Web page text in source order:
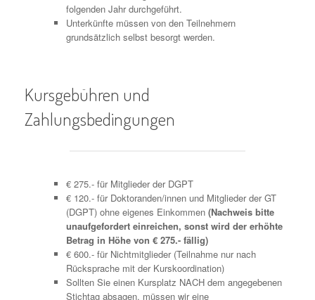
folgenden Jahr durchgeführt.
Unterkünfte müssen von den Teilnehmern
grundsätzlich selbst besorgt werden.
Kursgebühren und
Zahlungsbedingungen
€ 275.- für Mitglieder der DGPT
€ 120.- für Doktoranden/innen und Mitglieder der GT
(DGPT) ohne eigenes Einkommen (Nachweis bitte
unaufgefordert einreichen, sonst wird der erhöhte
Betrag in Höhe von € 275.- fällig)
€ 600.- für Nichtmitglieder (Teilnahme nur nach
Rücksprache mit der Kurskoordination)
Sollten Sie einen Kursplatz NACH dem angegebenen
Stichtag absagen, müssen wir eine